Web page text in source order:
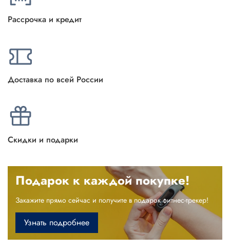
Рассрочка и кредит
Доставка по всей России
Скидки и подарки
Подарок к каждой покупке!
Закажите прямо сейчас и получите в подарок фитнес-трекер!
Узнать подробнее